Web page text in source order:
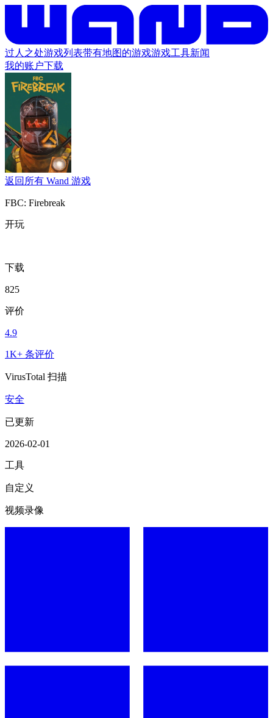
过人之处游戏列表带有地图的游戏游戏工具新闻
我的账户下载
返回所有 Wand 游戏
FBC: Firebreak
开玩
下载
825
评价
4.9
1K+ 条评价
VirusTotal 扫描
安全
已更新
2026-02-01
工具
自定义
视频录像